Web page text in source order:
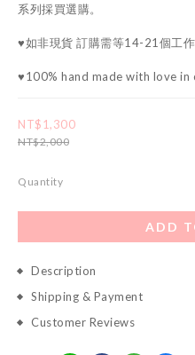
系列採買選購。
♥如非現貨 訂購需等14-21個工作
♥100% hand made with love in
NT$1,300
NT$2,000
Quantity
ADD
Description
Shipping & Payment
Customer Reviews